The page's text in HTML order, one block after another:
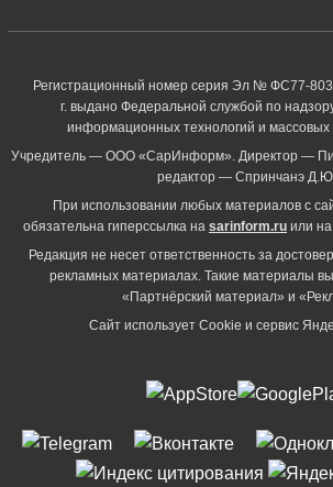
Регистрационный номер серия Эл № ФС77-
г. выдано Федеральной службой по
информационных технологий и массовых
Учредитель — ООО «СарИнформ». Директор —
редактор — Спринчанэ Д.Ю.
При использовании любых материалов с
обязательна гиперссылка на sarinform.ru или на
Редакция не несет ответственность за
рекламных материалах. Такие материалы
«Партнёрский материал» и
Сайт использует Cookie и сервиc